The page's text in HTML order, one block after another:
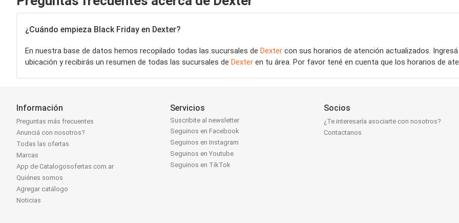
¿Cuándo empieza Black Friday en Dexter?
En nuestra base de datos hemos recopilado todas las sucursales de Dexter con sus horarios de atención actualizados.
ubicación y recibirás un resumen de todas las sucursales de Dexter en tu área. Por favor tené en cuenta que los horarios de
Información
Preguntas más frecuentes
Anunciá con nosotros?
Todas las ofertas
Marcas
App de Catalogosofertas.com.ar
Quiénes somos
Agregar catálogo
Noticias
Servicios
Suscribite al newsletter
Seguinos en Facebook
Seguinos en Instagram
Seguinos en Youtube
Seguinos en TikTok
Socios
¿Te interesaría asociarte con nosotros?
Contactanos